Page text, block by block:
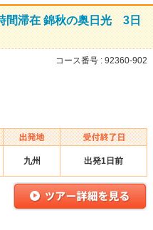
間滞在 錦秋の奥日光 3日
コース番号 : 92360-902
九州 出発1日前